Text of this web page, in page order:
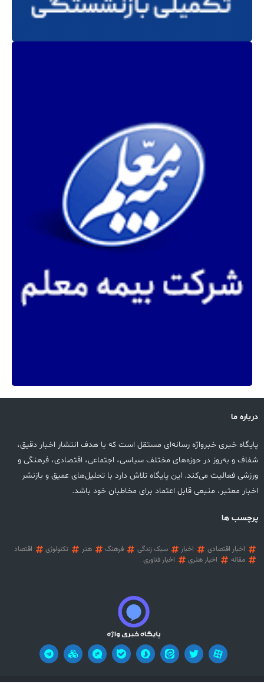
درباره ما
پایگاه خبری خبرواژه رسانه‌ای مستقل است که با هدف انتشار اخبار دقیق،
شفاف و به‌روز در حوزه‌های مختلف سیاسی، اجتماعی، اقتصادی، فرهنگی و
ورزشی فعالیت می‌کند. این پایگاه تلاش دارد با تحلیل‌های عمیق و بازنشر
اخبار معتبر، منبعی قابل اعتماد برای مخاطبان خود باشد.
پرچسب ها
اخبار اقتصادی اخبار سبک زندگی فرهنگ هنر تکنولوژی
اقتصاد
مقاله
اخبار هنری اخبار فناوری